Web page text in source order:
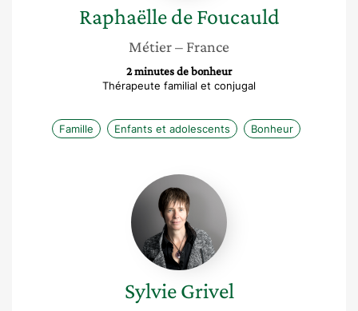
Raphaëlle de Foucauld
Métier– France
2 minutes de bonheur
Thérapeute familial et conjugal
Famille Enfants et adolescents Bonheur
Sylvie
Grivel
Sylvie Grivel